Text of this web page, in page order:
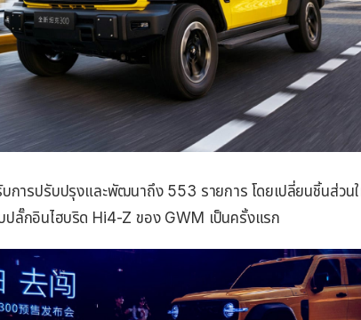
การปรับปรุงและพัฒนาถึง 553 รายการ โดยเปลี่ยนชิ้นส่วน
ปลั๊กอินไฮบริด Hi4-Z ของ GWM เป็นครั้งแรก